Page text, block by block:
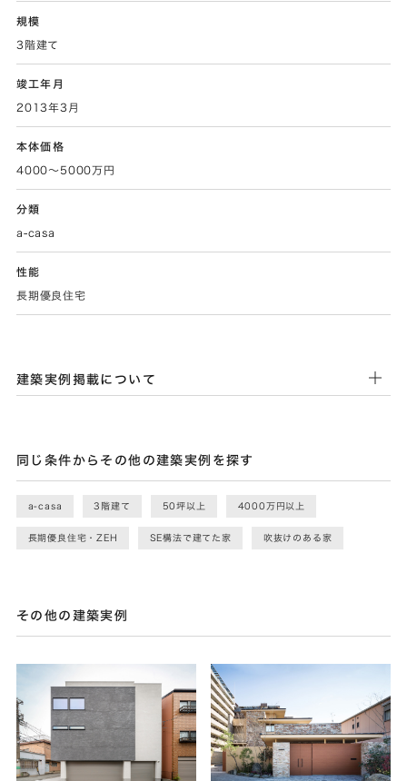
規模
3階建て
竣工年月
2013年3月
本体価格
4000～5000万円
分類
a-casa
性能
長期優良住宅
建築実例掲載について
同じ条件からその他の建築実例を探す
a-casa 3階建て 50坪以上 4000万円以上
長期優良住宅・ZEH SE構法で建てた家 吹抜けのある家
その他の建築実例